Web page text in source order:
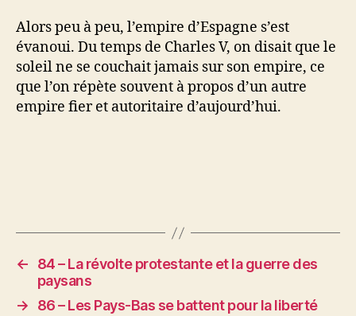
Alors peu à peu, l’empire d’Espagne s’est
évanoui. Du temps de Charles V, on disait que le
soleil ne se couchait jamais sur son empire, ce
que l’on répète souvent à propos d’un autre
empire fier et autoritaire d’aujourd’hui.
←
84 – La révolte protestante et la guerre des
paysans
→
86 – Les Pays-Bas se battent pour la liberté